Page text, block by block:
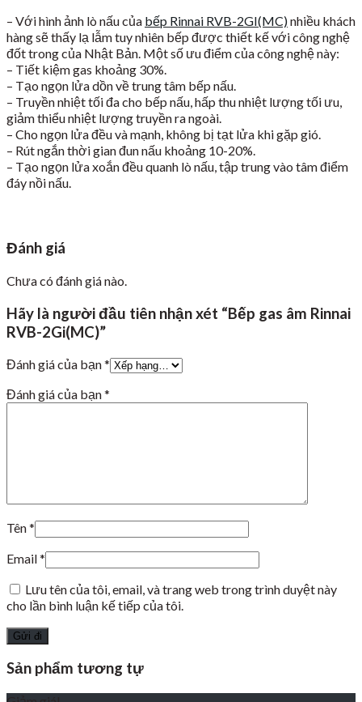
– Với hình ảnh lò nấu của bếp Rinnai RVB-2GI(MC)nhiều khách
hàng sẽ thấy lạ lẫm tuy nhiên bếp được thiết kế với công nghệ
đốt trong của Nhật Bản. Một số ưu điểm của công nghệ này:
– Tiết kiệm gas khoảng 30%.
– Tạo ngọn lửa dồn về trung tâm bếp nấu.
– Truyền nhiệt tối đa cho bếp nấu, hấp thu nhiệt lượng tối ưu,
giảm thiểu nhiệt lượng truyền ra ngoài.
– Cho ngọn lửa đều và mạnh, không bị tạt lửa khi gặp gió.
– Rút ngắn thời gian đun nấu khoảng 10-20%.
– Tạo ngọn lửa xoắn đều quanh lò nấu, tập trung vào tâm điểm
đáy nồi nấu.
Đánh giá
Chưa có đánh giá nào.
Hãy là người đầu tiên nhận xét “Bếp gas âm Rinnai
RVB-2Gi(MC)”
Đánh giá của bạn*
Đánh giá của bạn*
Tên*
Email*
Lưu tên của tôi, email, và trang web trong trình duyệt này
cho lần bình luận kế tiếp của tôi.
Sản phẩm tương tự